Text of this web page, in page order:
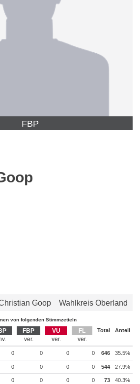
FBP
Goop Wahlkreis Oberland
von folgenden Stimmzetteln
FBP VU FL Total Anteil
0 0 0 0 646 35.5%
0 0 0 0 544 27.9%
0 0 0 0 73 40.3%